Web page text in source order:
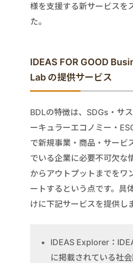
様を支援する新サービスを
た。
IDEAS FOR GOOD
Lab の提供サービス
BDLの特徴は、SDGs・サ
ーキュラーエコノミー・
で新規事業・商品・サービ
でいる企業に必要不可欠な
からアウトプットまでをワ
ートするという点です。具
けに下記サービスを提供しま
IDEAS Explorer：
に掲載されている社